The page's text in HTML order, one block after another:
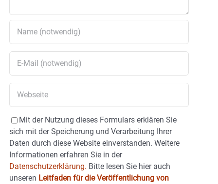
Mit der Nutzung dieses Formulars erklären Sie
sich mit der Speicherung und Verarbeitung Ihrer
Daten durch diese Website einverstanden. Weitere
Informationen erfahren Sie in der
Datenschutzerklärung. Bitte lesen Sie hier auch
unseren Leitfaden für die Veröffentlichung von